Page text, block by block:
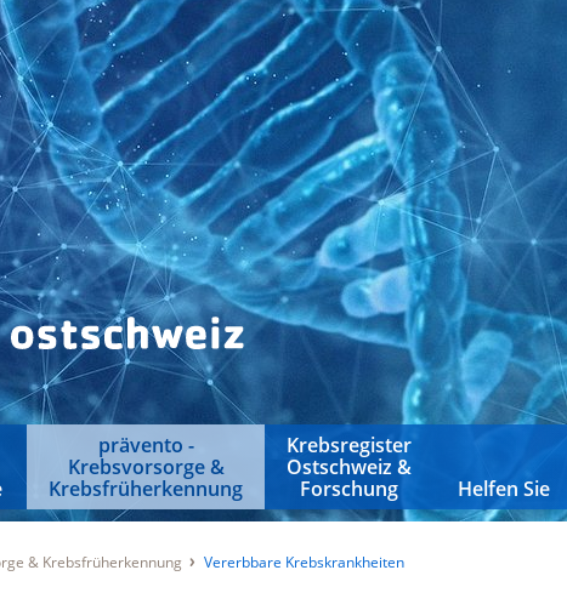
prävento -
Krebsvorsorge &
Krebsfrüherkennung
Krebsregister
Ostschweiz &
Forschung
Helfen Sie
& Krebsfrüherkennung Vererbbare Krebskrankheiten